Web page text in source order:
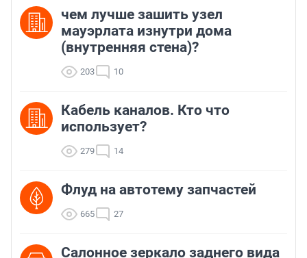
чем лучше зашить узел
мауэрлата изнутри дома
(внутренняя стена)?
203 10
Кабель каналов. Кто что
использует?
279 14
Флуд на автотему запчастей
665 27
Салонное зеркало заднего вида